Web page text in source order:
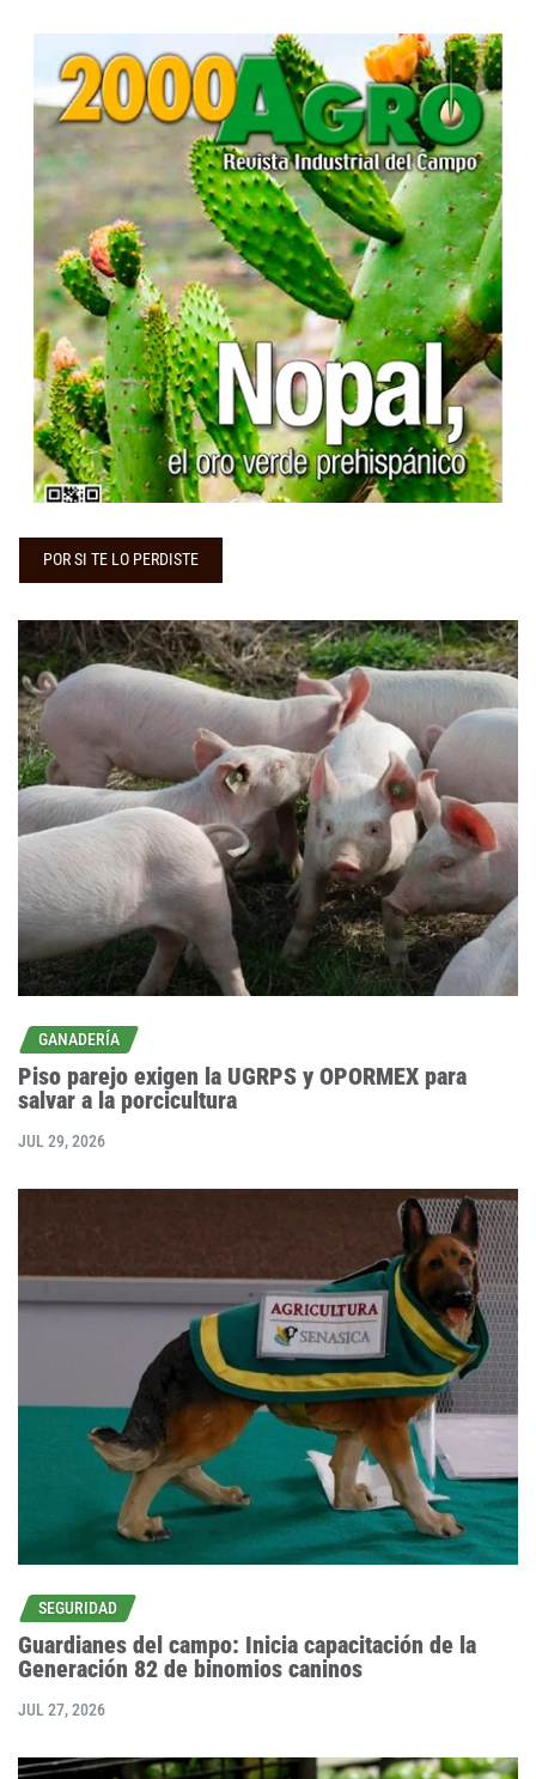
POR SI TE LO PERDISTE
GANADERÍA
Piso parejo exigen la UGRPS y OPORMEX para
salvar a la porcicultura
JUL 29, 2026
SEGURIDAD
Guardianes del campo: Inicia capacitación de la
Generación 82 de binomios caninos
JUL 27, 2026